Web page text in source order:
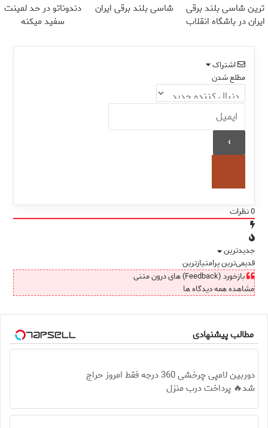
ترین شاسی بلند برقی
ایران در باشگاه انقلاب
شاسی بلند برقی ایران
دندوناتو در حد لمینت
سفید میکنه
اشتراک
مطلع شدن
0نظرات
جدیدترین
قدیمی‌ترینپرامتیازترین
بازخورد (Feedback) های درون متنی
مشاهده همه دیدگاه ها
مطالب پیشنهادی
دوربین لامپی چرخشی 360 درجه فقط امروز حراج
شد🔥 پرداخت درب منزل